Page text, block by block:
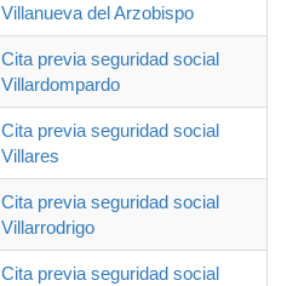
Villanueva del Arzobispo
Cita previa seguridad social
Villardompardo
Cita previa seguridad social
Villares
Cita previa seguridad social
Villarrodrigo
Cita previa seguridad social